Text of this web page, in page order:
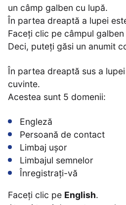
un câmp galben cu lupă.
În partea dreaptă a lupei
Faceți clic pe câmpul
Deci, puteți găsi un anumit
În partea dreaptă sus a
cuvinte.
Acestea sunt 5 domenii:
Engleză
Persoană de contact
Limbaj ușor
Limbajul semnelor
Înregistrați-vă
Faceți clic pe English.